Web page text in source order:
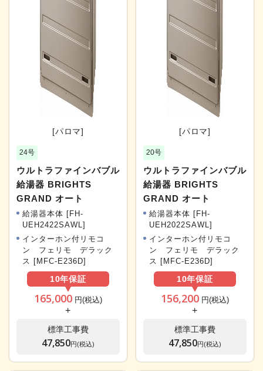
[パロマ]
24号
ウルトラファインバブル
給湯器 BRIGHTS
GRAND オート
給湯器本体 [FH-
UEH2422SAWL]
インターホン付リモコ
ン フェリモ デラック
ス [MFC-E236D]
10年保証
165,000 円(税込)
+
標準工事費
47,850円(税込)
[パロマ]
20号
ウルトラファインバブル
給湯器 BRIGHTS
GRAND オート
給湯器本体 [FH-
UEH2022SAWL]
インターホン付リモコ
ン フェリモ デラック
ス [MFC-E236D]
10年保証
156,200 円(税込)
+
標準工事費
47,850円(税込)